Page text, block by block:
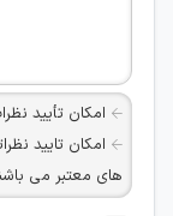
امکان تأیید
امکان تایید
های معتبر می